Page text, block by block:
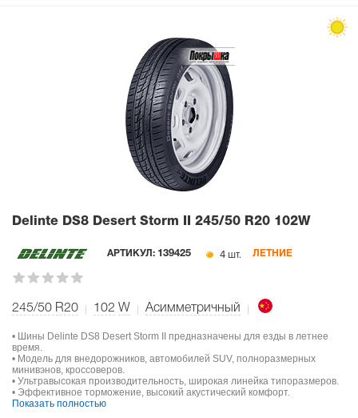
Delinte DS8 Desert Storm II 245/50 R20 102W
АРТИКУЛ: 139425 4 шт. ЛЕТНИЕ
245/50 R20 102 W Асимметричный
• Шины Delinte DS8 Desert Storm II предназначены для езды в летнее
время.
• Модель для внедорожников, автомобилей SUV, полноразмерных
минивэнов, кроссоверов.
• Ультравысокая производительность, широкая линейка типоразмеров.
• Эффективное торможение, высокий акустический комфорт.
Показать полностью